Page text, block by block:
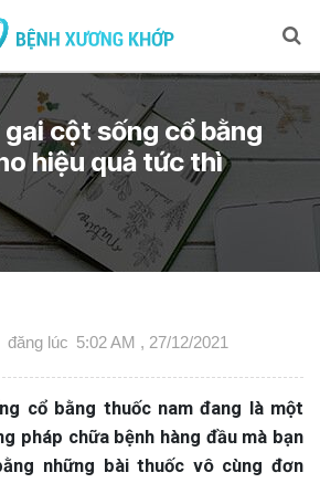
cột sống cổ bằng
hiệu quả tức thì
đăng lúc 5:02 AM , 27/12/2021
cổ bằng thuốc nam đang là một
pháp chữa bệnh hàng đầu mà bạn
những bài thuốc vô cùng đơn